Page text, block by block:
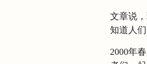
文章说
知道人
2000年